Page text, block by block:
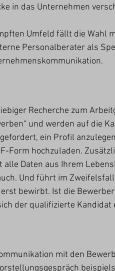
in das Unternehmen
Umfeld fällt die Wahl
Personalberater als
Recherche zum
und werden auf die
ein Profil
Form hochzuladen.
Daten aus Ihrem
Und führt im
bewirbt. Ist die
der qualifizierte Kandidat
mit den